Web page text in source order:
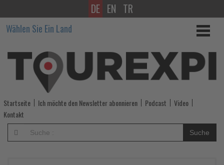
Wurzeln
&
Wellen
im
Nova
Maldives:
Sebastian
DE EN TR
Wählen Sie Ein Land
Startseite Ich möchte den Newsletter abonnieren Podcast
Video
Kontakt
Suche